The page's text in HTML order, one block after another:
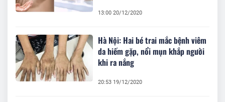
13:00 20/12/2020
Hà Nội: Hai bé trai mắc bệnh viêm
da hiếm gặp, nổi mụn khắp người
khi ra nắng
20:53 19/12/2020